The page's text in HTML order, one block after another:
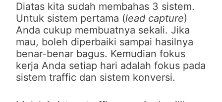
Diatas kita sudah membahas 3 sistem.
Untuk sistem pertama (lead capture)
Anda cukup membuatnya sekali. Jika
mau, boleh diperbaiki sampai hasilnya
benar-benar bagus. Kemudian fokus
kerja Anda setiap hari adalah fokus pada
sistem traffic dan sistem konversi.